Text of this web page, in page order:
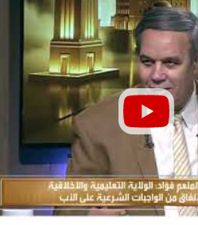
المحمول المسجلة باسمك
2026.. خطوات الاستعلام عبر تطبيق
My